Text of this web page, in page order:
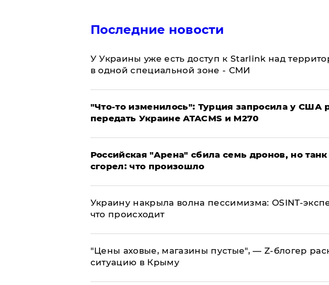
Последние новости
У Украины уже есть доступ к Starlink над
в одной специальной зоне - СМИ
​"Что-то изменилось": Турция запросила у США
передать Украине ATACMS и M270
​Российская "Арена" сбила семь дронов, но
сгорел: что произошло
​Украину накрыла волна пессимизма: OSINT-
что происходит
​"Цены аховые, магазины пустые", — Z-блогер
ситуацию в Крыму